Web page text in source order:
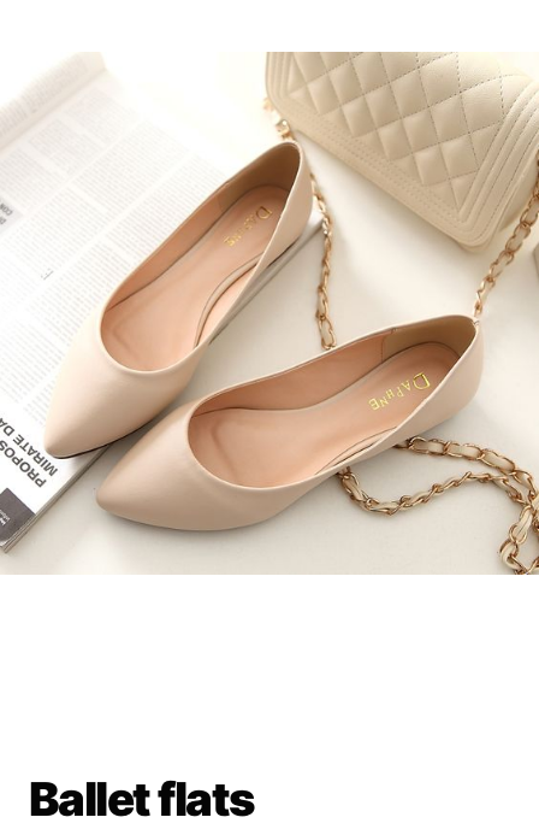
Ballet flats